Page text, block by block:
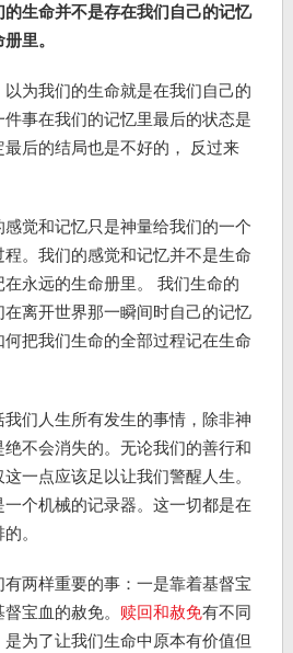
的生命并不是存在我们自己的记忆
里。
为我们的生命就是在我们自己的
事在我们的记忆里最后的状态是
后的结局也是不好的， 反过来
觉和记忆只是神量给我们的一个
。我们的感觉和记忆并不是生命
永远的生命册里。 我们生命的
离开世界那一瞬间时自己的记忆
把我们生命的全部过程记在生命
们人生所有发生的事情，除非神
不会消失的。无论我们的善行和
一点应该足以让我们警醒人生。
个机械的记录器。这一切都是在
。
两样重要的事：一是靠着基督宝
宝血的赦免。 赎回和赦免有不同
为了让我们生命中原本有价值但